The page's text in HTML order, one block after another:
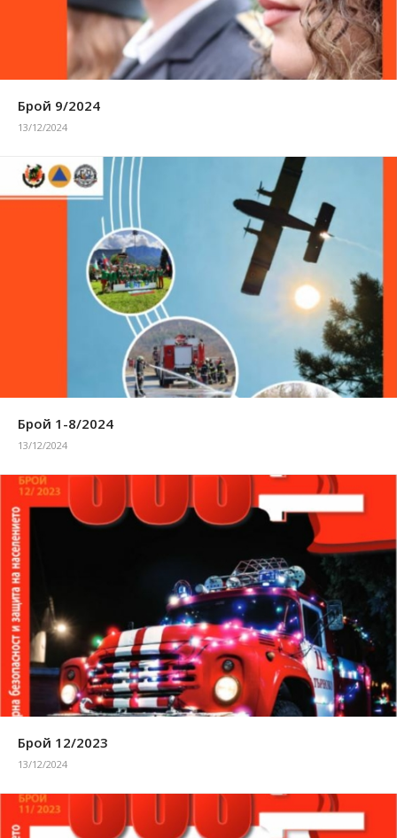
Брой 9/2024
13/12/2024
Брой 1-8/2024
13/12/2024
Брой 12/2023
13/12/2024